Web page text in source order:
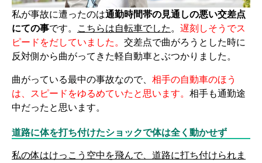
私が事故に遭ったのは通勤時間帯の見通しの悪い交差点
にての事です。 こちらは自転車でした 。 遅刻しそうでス
ピードをだしていました。 交差点で曲がろうとした時に
反対側から曲がってきた軽自動車とぶつかりました。
曲がっている最中の事故なので、 相手の自動車のほう
は、スピードをゆるめていたと思います。 相手も通勤途
中だったと思います。
道路に体を打ち付けたショックで体は全く動かせず
私の体はけっこう空中を飛んで、道路に打ち付けられま